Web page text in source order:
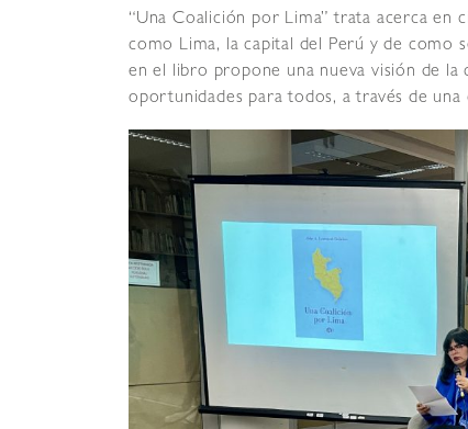
“Una Coalición por Lima” trata acerca en
como Lima, la capital del Perú y de como
en el libro propone una nueva visión de
oportunidades para todos, a través de una